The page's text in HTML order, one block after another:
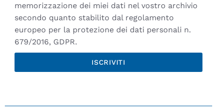
memorizzazione dei miei dati nel vostro archivio
secondo quanto stabilito dal regolamento
europeo per la protezione dei dati personali n.
679/2016, GDPR.
ISCRIVITI